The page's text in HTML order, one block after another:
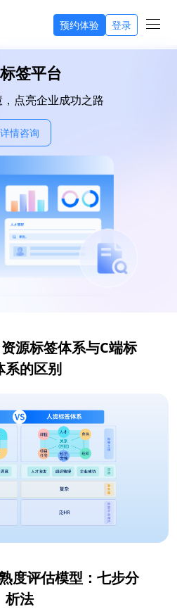
预约体验 登录
签平台
点亮企业成功之路
详情咨询
源标签体系与C端标
系的区别
度评估模型：七步分
析法